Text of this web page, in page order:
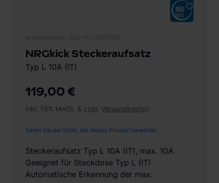
119,00 €
inkl. 19% MwSt. & zzgl. Versandkosten
Seien Sie der Erste, der dieses Produkt bewertet
Steckeraufsatz Typ L 10A (IT), max. 10A
Geeignet für Steckdose Typ L (IT)
Automatische Erkennung der max.
NRGkick Steckeraufsatz
Typ L 10A (IT)